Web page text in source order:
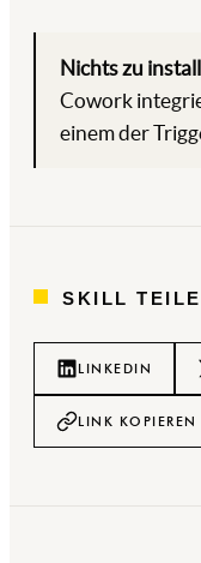
Nichts zu
Cowork
einem der
SKILL
LINKEDIN
LINK KOPIEREN